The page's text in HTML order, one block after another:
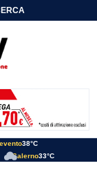
38°C
Salerno33°C